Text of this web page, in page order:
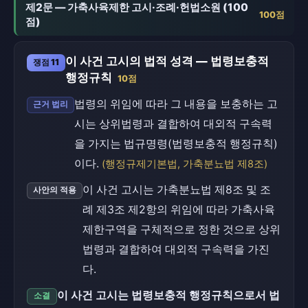
제2문 — 가축사육제한 고시·조례·헌법소원 (100
점)
100점
쟁점 11
이 사건 고시의 법적 성격 — 법령보충적
행정규칙
10점
근거 법리
법령의 위임에 따라 그 내용을 보충하는 고
시는 상위법령과 결합하여 대외적 구속력
을 가지는 법규명령(법령보충적 행정규칙)
이다. (행정규제기본법, 가축분뇨법 제8조)
사안의 적용
이 사건 고시는 가축분뇨법 제8조 및 조
례 제3조 제2항의 위임에 따라 가축사육
제한구역을 구체적으로 정한 것으로 상위
법령과 결합하여 대외적 구속력을 가진
다.
소결
이 사건 고시는 법령보충적 행정규칙으로서 법